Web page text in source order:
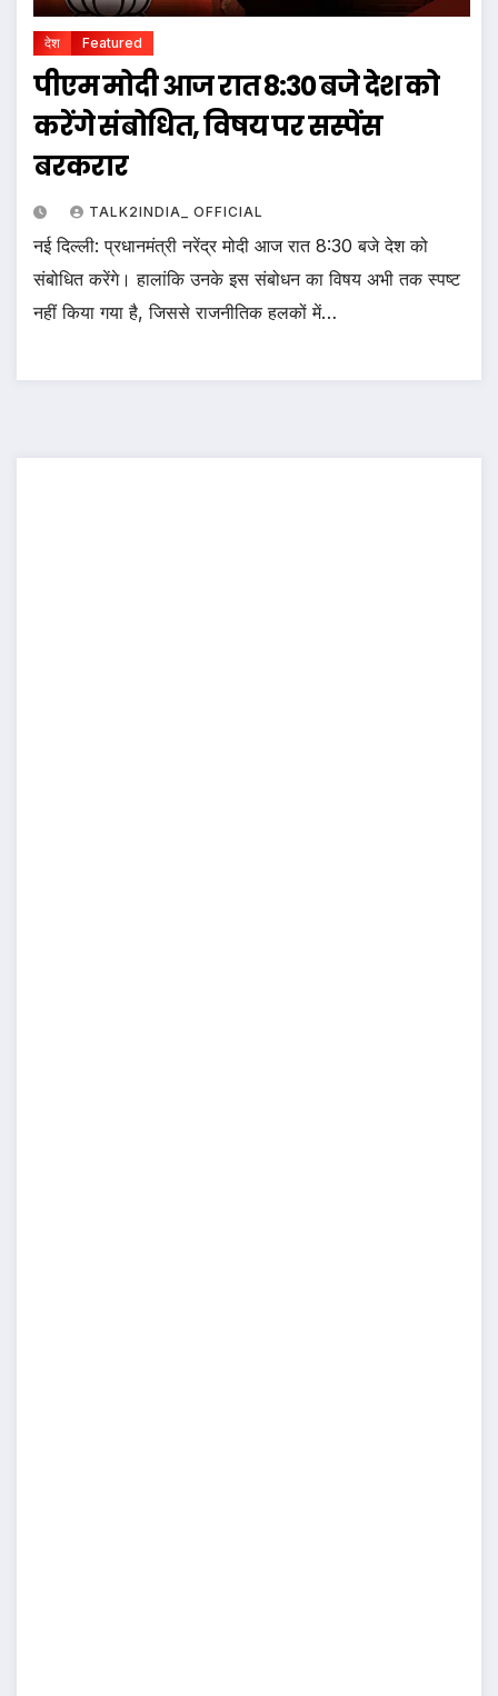
देश Featured
पीएम मोदी आज रात 8:30 बजे देश को
करेंगे संबोधित, विषय पर सस्पेंस
बरकरार
TALK2INDIA_ OFFICIAL
नई दिल्ली: प्रधानमंत्री नरेंद्र मोदी आज रात 8:30 बजे देश को
संबोधित करेंगे। हालांकि उनके इस संबोधन का विषय अभी तक स्पष्ट
नहीं किया गया है, जिससे राजनीतिक हलकों में…